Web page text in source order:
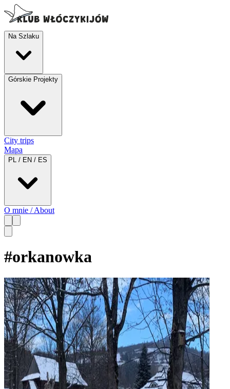
Na Szlaku
Górskie Projekty
City trips
Mapa
PL / EN / ES
O mnie / About
#orkanowka